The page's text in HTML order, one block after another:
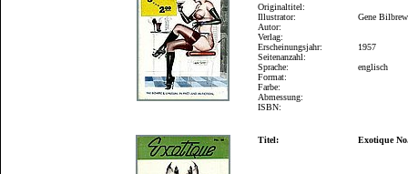
Originaltitel:
Illustrator:
Autor:
Verlag:
Erscheinungsjahr:
Seitenanzahl:
Sprache:
Format:
Farbe:
Abmessung:
ISBN:
Gene Bilbrew
1957
englisch
Titel: Exotique